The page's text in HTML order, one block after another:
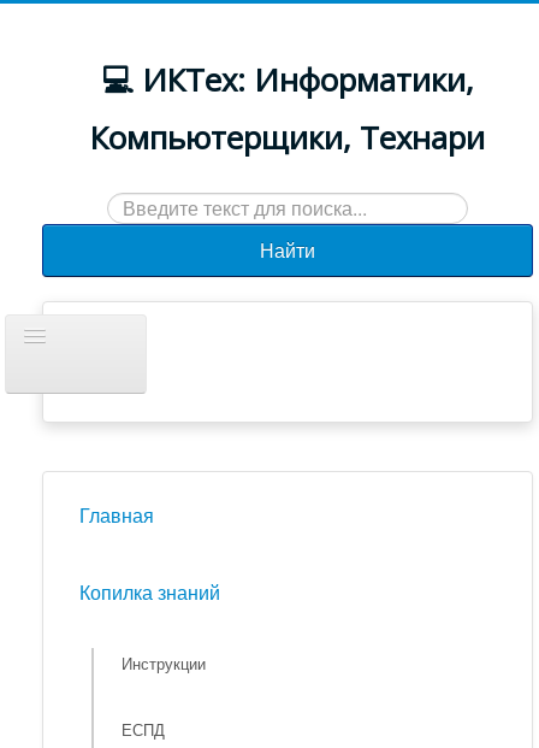
💻 ИКТех: Информатики,
Компьютерщики, Технари
Искать...
Найти
навигацию
Новости
Главная
Копилка знаний
Инструкции
ЕСПД